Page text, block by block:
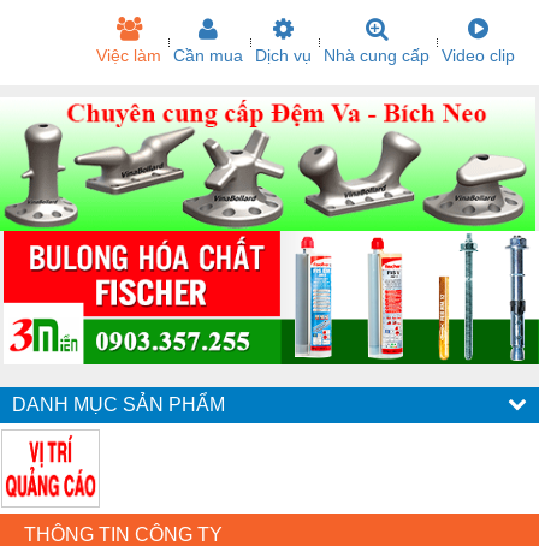
Việc làm Cần mua Dịch vụ Nhà cung cấp Video clip
DANH MỤC SẢN PHẨM
THÔNG TIN CÔNG TY